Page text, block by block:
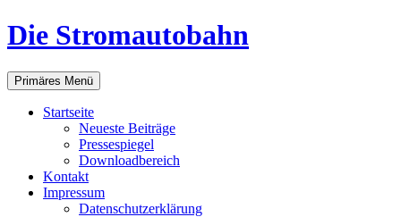
Zum
Inhalt
Die Stromautobahn
Suchen
Primäres Menü
Start­sei­te
Neu­es­te Beiträge
Pres­se­spie­gel
Down­load­be­reich
Kon­takt
Impres­sum
Daten­schutz­er­klä­rung